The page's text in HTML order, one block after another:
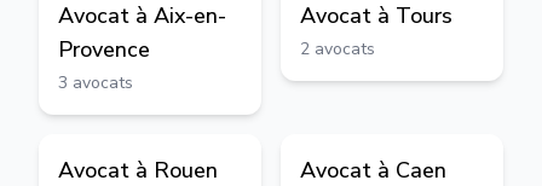
Avocat à Aix-en-
Provence
3 avocats
Avocat à Tours
2 avocats
Avocat à Rouen Avocat à Caen